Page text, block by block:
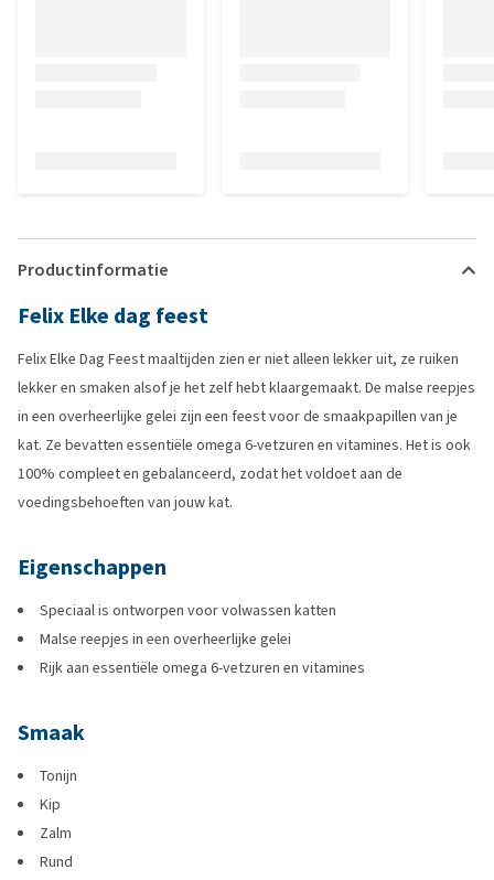
Productinformatie
Felix Elke dag feest
Felix Elke Dag Feest maaltijden zien er niet alleen lekker uit, ze ruiken
lekker en smaken alsof je het zelf hebt klaargemaakt. De malse reepjes
in een overheerlijke gelei zijn een feest voor de smaakpapillen van je
kat. Ze bevatten essentiële omega 6-vetzuren en vitamines. Het is ook
100% compleet en gebalanceerd, zodat het voldoet aan de
voedingsbehoeften van jouw kat.
Eigenschappen
Speciaal is ontworpen voor volwassen katten
Malse reepjes in een overheerlijke gelei
Rijk aan essentiële omega 6-vetzuren en vitamines
Smaak
Tonijn
Kip
Zalm
Rund